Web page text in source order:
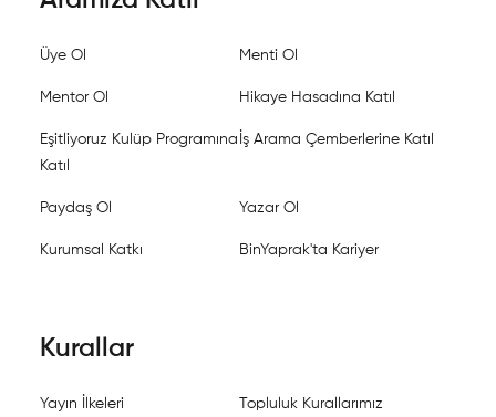
Üye Ol Menti Ol
Mentor Ol Hikaye Hasadına Katıl
Eşitliyoruz Kulüp Programına
Katıl
İş Arama Çemberlerine Katıl
Paydaş Ol Yazar Ol
Kurumsal Katkı BinYaprak'ta Kariyer
Kurallar
Yayın İlkeleri Topluluk Kurallarımız